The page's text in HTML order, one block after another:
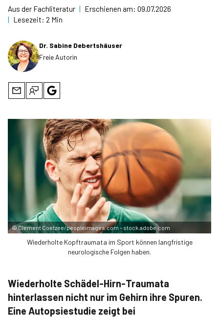
Aus der Fachliteratur | Erschienen am: 09.07.2026
| Lesezeit: 2 Min
Dr. Sabine Debertshäuser
Freie Autorin
©Clement Coetzee/peopleimages.com – stock.adobe.com
Wiederholte Kopftraumata im Sport können langfristige
neurologische Folgen haben.
Wiederholte Schädel-Hirn-Traumata
hinterlassen nicht nur im Gehirn ihre Spuren.
Eine Autopsiestudie zeigt bei